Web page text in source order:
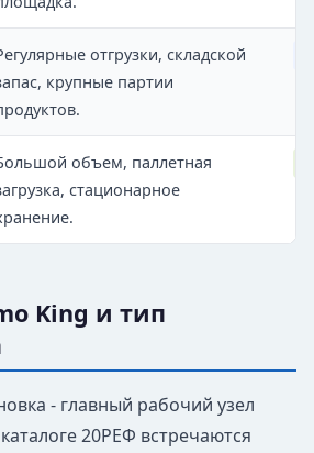
отгрузки, складской
крупные партии
объем, паллетная
стационарное
King и тип
- главный рабочий узел
20РЕФ встречаются